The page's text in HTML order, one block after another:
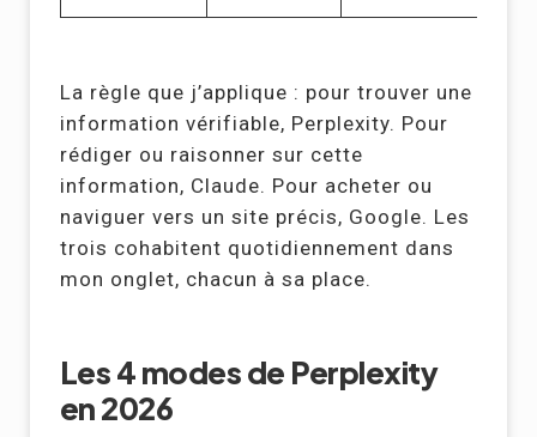
La règle que j’applique : pour trouver une
information vérifiable, Perplexity. Pour
rédiger ou raisonner sur cette
information, Claude. Pour acheter ou
naviguer vers un site précis, Google. Les
trois cohabitent quotidiennement dans
mon onglet, chacun à sa place.
Les 4 modes de Perplexity
en 2026